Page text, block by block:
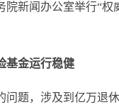
新闻办公室举行“权
基金运行稳健
，涉及到亿万退休